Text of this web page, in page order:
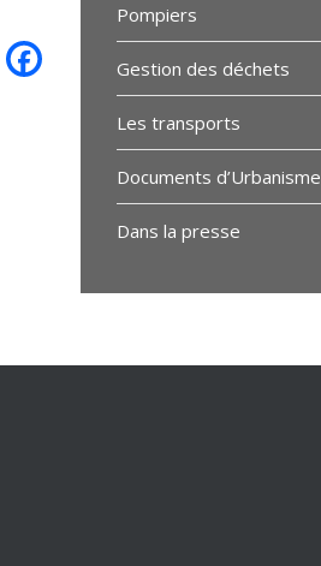
Pompiers
Gestion des déchets
Les transports
Documents d’Urbanisme
Dans la presse